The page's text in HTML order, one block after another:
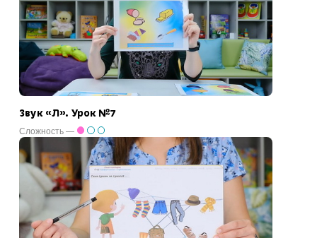
Звук «Л». Урок №7
Сложность —